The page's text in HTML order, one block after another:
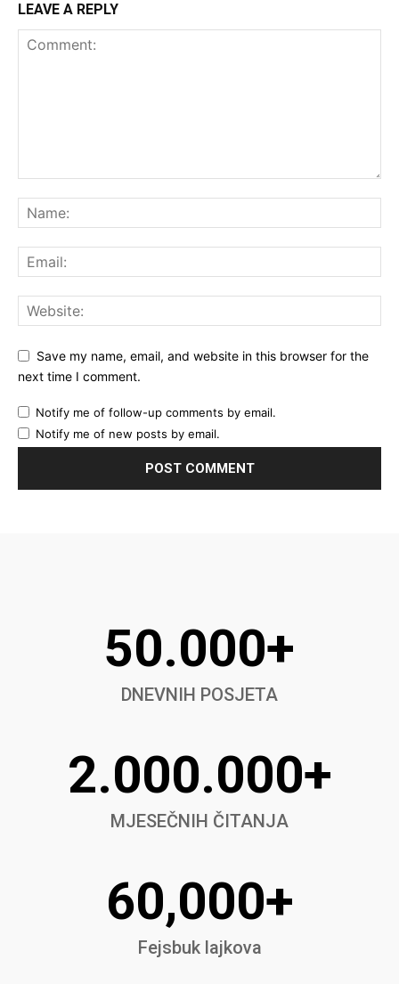
LEAVE A REPLY
Save my name, email, and website in this browser for the
next time I comment.
Notify me of follow-up comments by email.
Notify me of new posts by email.
50.000+
DNEVNIH POSJETA
2.000.000+
MJESEČNIH ČITANJA
60,000+
Fejsbuk lajkova